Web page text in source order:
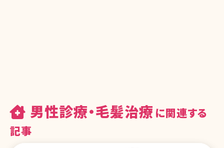
男性診療・毛髪治療 に関連する
記事